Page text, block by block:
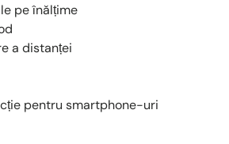
pe înălțime
a distanței
pentru smartphone-uri